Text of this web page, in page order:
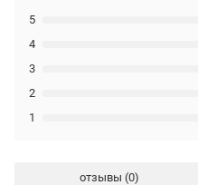
1
2
3
4
5
отзывы